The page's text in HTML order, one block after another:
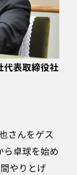
代表取締役社
さんをゲス
ら卓球を始め
やりとげ